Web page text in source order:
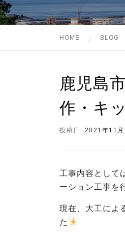
HOME BLOG
鹿児島
作・キ
投稿日: 2021年11月
工事内容として
ーション工事を
現在、大工によ
た